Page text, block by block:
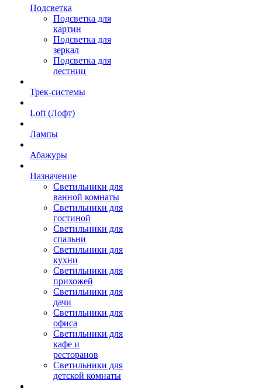
Подсветка
Подсветка для
картин
Подсветка для
зеркал
Подсветка для
лестниц
Трек-системы
Loft (Лофт)
Лампы
Абажуры
Назначение
Светильники для
ванной комнаты
Светильники для
гостиной
Светильники для
спальни
Светильники для
кухни
Светильники для
прихожей
Светильники для
дачи
Светильники для
офиса
Светильники для
кафе и
ресторанов
Светильники для
детской комнаты